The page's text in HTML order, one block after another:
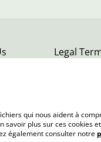
Legal
qui nous aident à
plus sur ces cookies
également consulter notre